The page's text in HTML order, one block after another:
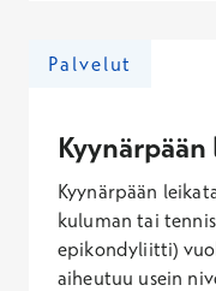
Palvelut
Kyynärpään
kuluman tai
epikondyliitti)
aiheutuu usein